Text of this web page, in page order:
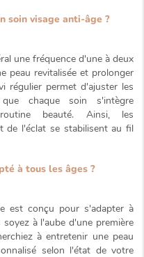
soin visage anti-âge ?
une fréquence d'une à deux
peau revitalisée et prolonger
régulier permet d'ajuster les
chaque soin s'intègre
beauté. Ainsi, les
de l'éclat se stabilisent au fil
à tous les âges ?
est conçu pour s'adapter à
à l'aube d'une première
à entretenir une peau
selon l'état de votre